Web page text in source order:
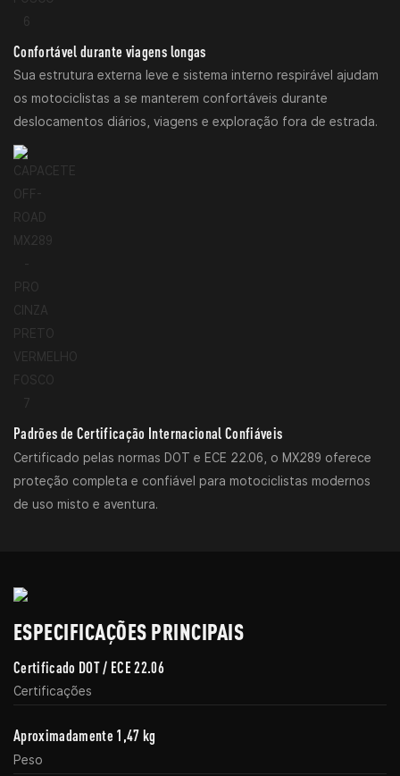
Confortável durante viagens longas
Sua estrutura externa leve e sistema interno respirável ajudam
os motociclistas a se manterem confortáveis ​​durante
deslocamentos diários, viagens e exploração fora de estrada.
Padrões de Certificação Internacional Confiáveis
Certificado pelas normas DOT e ECE 22.06, o MX289 oferece
proteção completa e confiável para motociclistas modernos
de uso misto e aventura.
ESPECIFICAÇÕES PRINCIPAIS
Certificado DOT / ECE 22.06
Certificações
Aproximadamente 1,47 kg
Peso